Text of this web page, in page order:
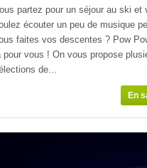
partez pour un séjour au ski et
écouter un peu de musique
faites vos descentes ? Pow
pour vous ! On vous propose
de...
En